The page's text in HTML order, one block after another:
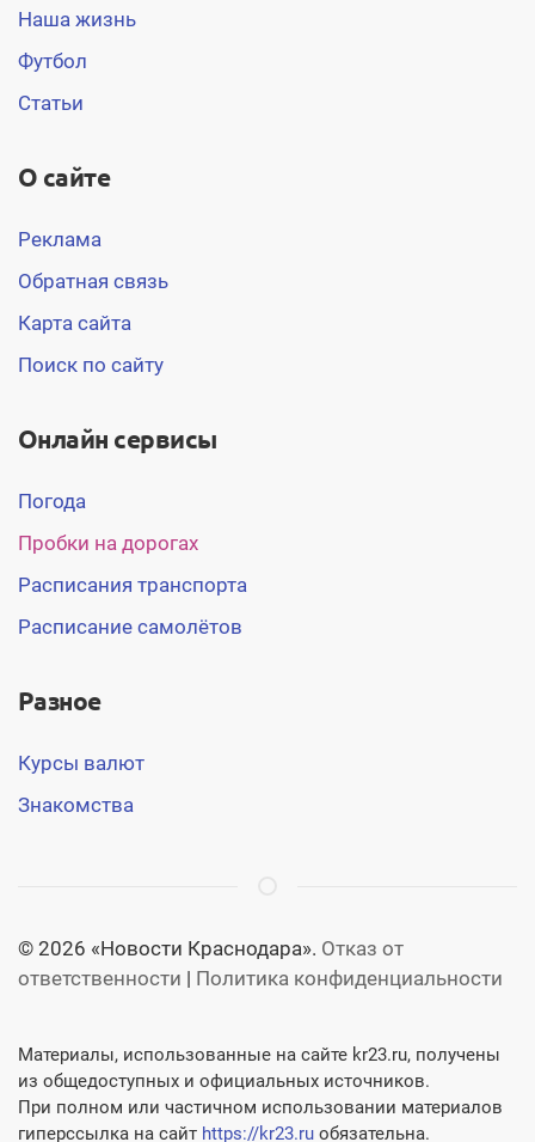
Наша жизнь
Футбол
Статьи
О сайте
Реклама
Обратная связь
Карта сайта
Поиск по сайту
Онлайн сервисы
Погода
Пробки на дорогах
Расписания транспорта
Расписание самолётов
Разное
Курсы валют
Знакомства
© 2026 «Новости Краснодара». Отказ от
ответственности | Политика конфиденциальности
Материалы, использованные на сайте kr23.ru, получены
из общедоступных и официальных источников.
При полном или частичном использовании материалов
гиперссылка на сайт https://kr23.ru обязательна.